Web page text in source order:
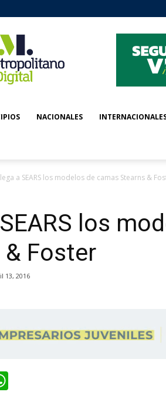
NACIONALES
a SEARS los modelos de camas Stearns &
los
Foster
13, 2016